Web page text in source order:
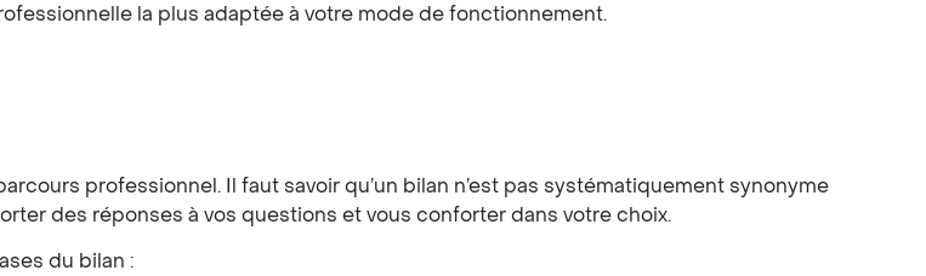
la plus adaptée à votre mode de fonctionnement.
professionnel. Il faut savoir qu’un bilan n’est pas systématiquement synonyme
des réponses à vos questions et vous conforter dans votre choix.
du bilan :